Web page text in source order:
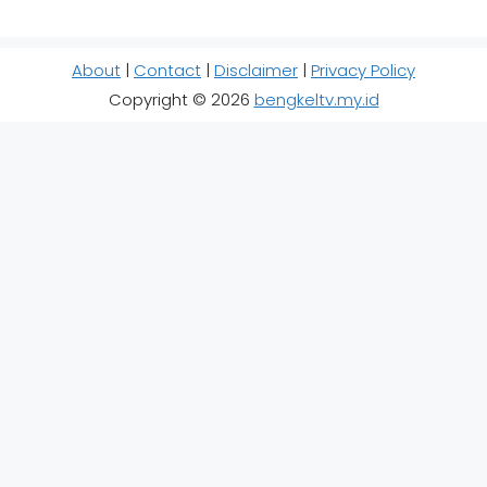
About | Contact | Disclaimer | Privacy Policy
Copyright © 2026 bengkeltv.my.id